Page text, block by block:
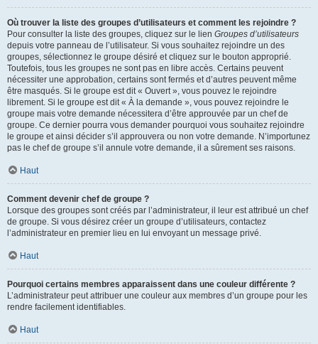
Où trouver la liste des groupes d’utilisateurs et comment les rejoindre ?
Pour consulter la liste des groupes, cliquez sur le lien Groupes d’utilisateurs
depuis votre panneau de l’utilisateur. Si vous souhaitez rejoindre un des
groupes, sélectionnez le groupe désiré et cliquez sur le bouton approprié.
Toutefois, tous les groupes ne sont pas en libre accès. Certains peuvent
nécessiter une approbation, certains sont fermés et d’autres peuvent même
être masqués. Si le groupe est dit « Ouvert », vous pouvez le rejoindre
librement. Si le groupe est dit « À la demande », vous pouvez rejoindre le
groupe mais votre demande nécessitera d’être approuvée par un chef de
groupe. Ce dernier pourra vous demander pourquoi vous souhaitez rejoindre
le groupe et ainsi décider s’il approuvera ou non votre demande. N’importunez
pas le chef de groupe s’il annule votre demande, il a sûrement ses raisons.
Haut
Comment devenir chef de groupe ?
Lorsque des groupes sont créés par l’administrateur, il leur est attribué un chef
de groupe. Si vous désirez créer un groupe d’utilisateurs, contactez
l’administrateur en premier lieu en lui envoyant un message privé.
Haut
Pourquoi certains membres apparaissent dans une couleur différente ?
L’administrateur peut attribuer une couleur aux membres d’un groupe pour les
rendre facilement identifiables.
Haut